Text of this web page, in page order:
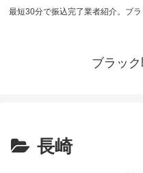
最短30分で振込完了業者紹介。ブ
ブラッ
長崎